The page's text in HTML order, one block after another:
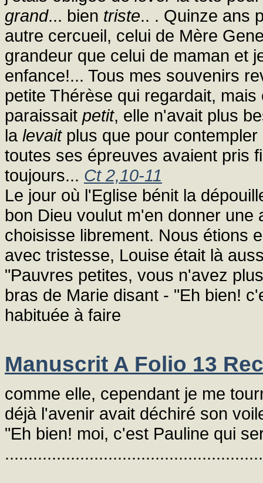
grand... bien triste.. . Quinze ans
autre cercueil, celui de Mère
grandeur que celui de maman et
enfance!... Tous mes souvenirs
petite Thérèse qui regardait,
paraissait petit, elle n'avait plus
la levaitplus que pour
toutes ses épreuves avaient pris
toujours... Ct 2,10-11
Le jour où l'Eglise bénit la
bon Dieu voulut m'en donner
choisisse librement. Nous étions
avec tristesse, Louise était là
"Pauvres petites, vous n'avez
bras de Marie disant - "Eh bien!
habituée à faire
Manuscrit A Folio 13
comme elle, cependant je me
déjà l'avenir avait déchiré son
"Eh bien! moi, c'est Pauline qui